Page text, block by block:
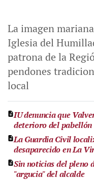
La imagen
Iglesia del
patrona de la
pendones
local
IU denuncia que
deterioro del
La Guardia Civil
desaparecido en La
Sin noticias del pleno
"argucia" del alcalde